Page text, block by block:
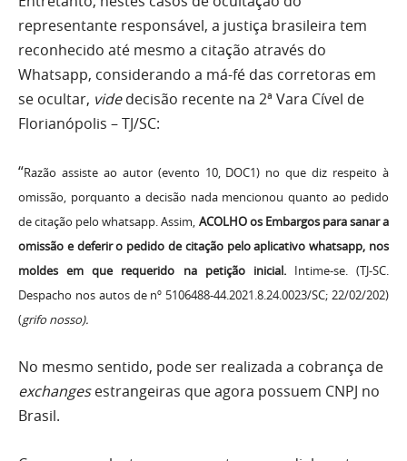
representante responsável, a justiça brasileira tem
reconhecido até mesmo a citação através do
Whatsapp, considerando a má-fé das corretoras em
se ocultar, videdecisão recente na 2ª Vara Cível de
Florianópolis – TJ/SC:
“Razão assiste ao autor (evento 10, DOC1) no que diz respeito à
omissão, porquanto a decisão nada mencionou quanto ao pedido
de citação pelo whatsapp. Assim, ACOLHO os Embargos para sanar a
omissão e deferir o pedido de citação pelo aplicativo whatsapp, nos
moldes em que requerido na petição inicial.Intime-se. (TJ-SC.
Despacho nos autos de nº 5106488-44.2021.8.24.0023/SC; 22/02/202)
(grifo nosso).
No mesmo sentido, pode ser realizada a cobrança de
exchangesestrangeiras que agora possuem CNPJ no
Brasil.